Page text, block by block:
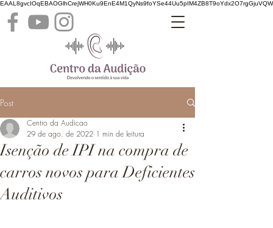
Post
Isenção de IPI na compra de
carros novos para Deficientes
Auditivos
Centro da Audicao
29 de ago. de 2022 1 min de leitura